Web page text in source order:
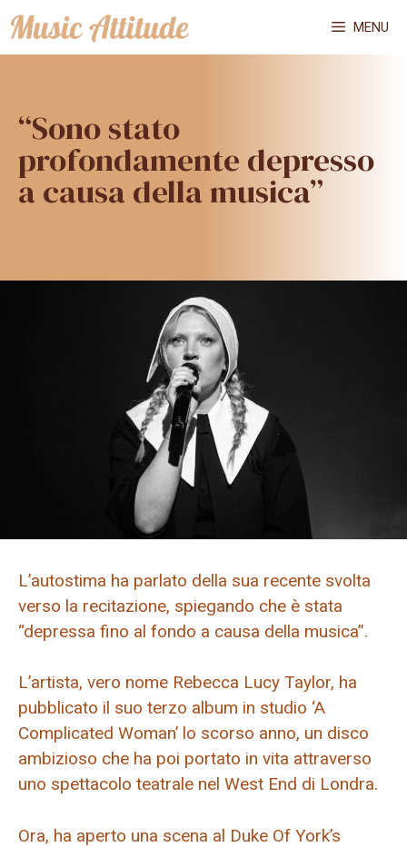
Vai
al
MENU
“Sono stato
profondamente depresso
a causa della musica”
L’autostima ha parlato della sua recente svolta
verso la recitazione, spiegando che è stata
“depressa fino al fondo a causa della musica”.
L’artista, vero nome Rebecca Lucy Taylor, ha
pubblicato il suo terzo album in studio ‘A
Complicated Woman’ lo scorso anno, un disco
ambizioso che ha poi portato in vita attraverso
uno spettacolo teatrale nel West End di Londra.
Ora, ha aperto una scena al Duke Of York’s